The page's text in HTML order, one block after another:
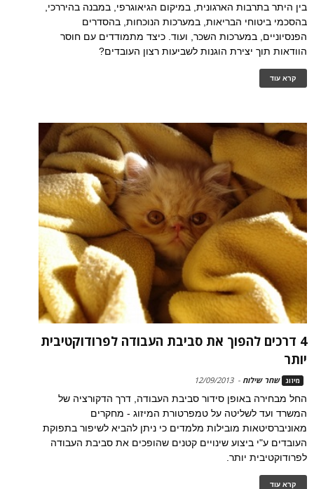
בין היתר בתרבות הארגונית, במיקום הגיאוגרפי, במבנה בהיררכי,
בהסכמי ביטוחי הבריאות, במערכות הנוכחות, בהסדרים
הפנסיוניים, במערכות השכר, ועוד. כיצד מתמודדים עם חוסר
הוודאות תוך יצירת הוגנות לשביעות רצון העובדים?
קרא עוד
4 דרכים להפוך את סביבת העבודה לפרודוקטיבית
יותר
מיזוג שחר שילוח -
12/09/2013
החל מבחירה באופן סידור סביבת העבודה, דרך הדקורציה של
המשרד ועד לשליטה על טמפרטורת המיזוג - מחקרים
מאוניברסיטאות מובילות מלמדים כי ניתן להביא לשיפור בתפוקת
העובדים ע"י ביצוע שינויים קטנים שהופכים את סביבת העבודה
לפרודוקטיבית יותר.
קרא עוד